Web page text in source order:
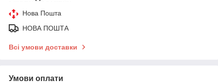
Нова Пошта
НОВА ПОШТА
Всі умови доставки
Умови оплати